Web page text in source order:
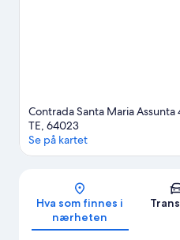
Contrada Santa Maria
TE, 64023
Se på kartet
Hva som finnes i
nærheten